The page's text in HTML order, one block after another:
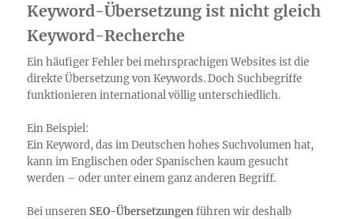
Keyword-Übersetzung ist nicht gleich
Keyword-Recherche
Ein häufiger Fehler bei mehrsprachigen Websites ist die
direkte Übersetzung von Keywords. Doch Suchbegriffe
funktionieren international völlig unterschiedlich.
Ein Beispiel:
Ein Keyword, das im Deutschen hohes Suchvolumen hat,
kann im Englischen oder Spanischen kaum gesucht
werden – oder unter einem ganz anderen Begriff.
Bei unserenSEO-Übersetzungenführen wir deshalb